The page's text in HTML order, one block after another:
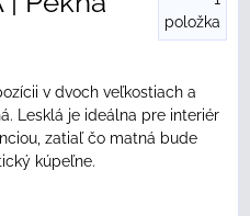
položka
v dvoch veľkostiach a
Lesklá je ideálna pre interiér
zatiaľ čo matná bude
kúpeľne.